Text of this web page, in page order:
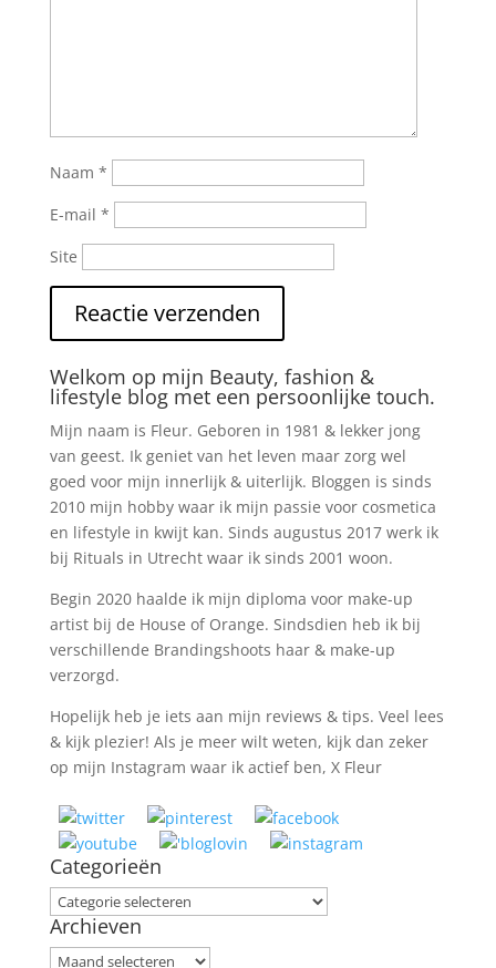
Naam *
E-mail *
Site
Welkom op mijn Beauty, fashion &
lifestyle blog met een persoonlijke touch.
Mijn naam is Fleur. Geboren in 1981 & lekker jong
van geest. Ik geniet van het leven maar zorg wel
goed voor mijn innerlijk & uiterlijk. Bloggen is sinds
2010 mijn hobby waar ik mijn passie voor cosmetica
en lifestyle in kwijt kan. Sinds augustus 2017 werk ik
bij Rituals in Utrecht waar ik sinds 2001 woon.
Begin 2020 haalde ik mijn diploma voor make-up
artist bij de House of Orange. Sindsdien heb ik bij
verschillende Brandingshoots haar & make-up
verzorgd.
Hopelijk heb je iets aan mijn reviews & tips. Veel lees
& kijk plezier! Als je meer wilt weten, kijk dan zeker
op mijn Instagram waar ik actief ben, X Fleur
Categorieën
Categorieën
Archieven
Archieven